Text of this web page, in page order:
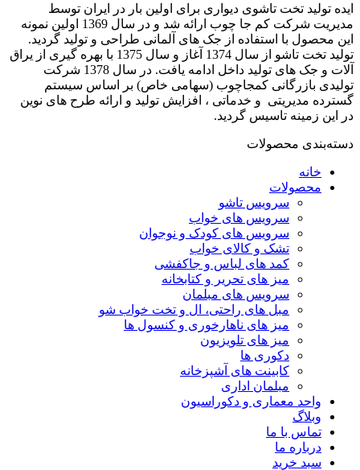
ایده تولید تخت تاشوی دیواری برای اولین بار در ایران توسط
مدیریت شرکت کم جا چوب ارائه شد و در سال 1369 اولین نمونه
این محصول با استفاده از جک های آلمانی طراحی و تولید گردید.
تولید تخت تاشو از سال 1374 آغاز و سال 1375 با بهره گیری از یراق
آلات و جک های تولید داخل ادامه یافت. در سال 1378 شرکت
تولیدی بازرگانی کمجاچوب (سهامی خاص) بر اساس سیستم
گسترده مدیریتی و خدماتی ، افزایش تولید و ارائه طرح های نوین
در این زمینه تاسیس گردید.
دسته‌بندی محصولات
خانه
محصولات
سرویس تاشو
سرویس های خواب
سرویس های کودک و نوجوان
تشک و کالای خواب
کمد های لباس و جاکفشی
میز های تحریر و کتابخانه
سرویس های مبلمان
مبل های راحتی، ال و تخت خواب شو
میز های ناهارخوری و کنسول ها
میز های تلویزیون
دکوری ها
کابینت های آشپزخانه
مبلمان اداری
واحد معماری و دکوراسیون
وبلاگ
تماس با ما
درباره ما
سبد خرید